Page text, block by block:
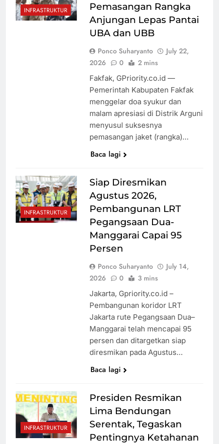
INFRASTRUKTUR
Pemasangan Rangka
Anjungan Lepas Pantai
UBA dan UBB
Ponco Suharyanto
July 22,
2026
0 2 mins
Fakfak, GPriority.co.id —
Pemerintah Kabupaten Fakfak
menggelar doa syukur dan
malam apresiasi di Distrik Arguni
menyusul suksesnya
pemasangan jaket (rangka)…
Baca lagi
INFRASTRUKTUR
Siap Diresmikan
Agustus 2026,
Pembangunan LRT
Pegangsaan Dua-
Manggarai Capai 95
Persen
Ponco Suharyanto
July 14,
2026
0 3 mins
Jakarta, Gpriority.co.id –
Pembangunan koridor LRT
Jakarta rute Pegangsaan Dua–
Manggarai telah mencapai 95
persen dan ditargetkan siap
diresmikan pada Agustus…
Baca lagi
INFRASTRUKTUR
Presiden Resmikan
Lima Bendungan
Serentak, Tegaskan
Pentingnya Ketahanan